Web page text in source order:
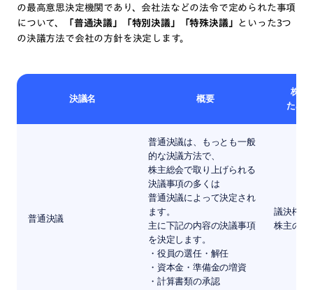
の最高意思決定機関であり、会社法などの法令で定められた事項
について、
「普通決議」「特別決議」「特殊決議」
といった3つ
の決議方法で会社の方針を決定します。
決議名 概要
株主
ため
普通決議
普通決議は、もっとも一般
的な決議方法で、
株主総会で取り上げられる
決議事項の多くは
普通決議によって決定され
ます。
主に下記の内容の決議事項
を決定します。
・役員の選任・解任
・資本金・準備金の増資
・計算書類の承認
議決権の
株主の出